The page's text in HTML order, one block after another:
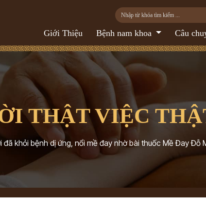
Giới Thiệu Bệnh nam khoa Câu
THẬT VIỆC
đã khỏi bệnh dị ứng, nổi mề đay nhờ bài thuốc Mề Đay Đỗ